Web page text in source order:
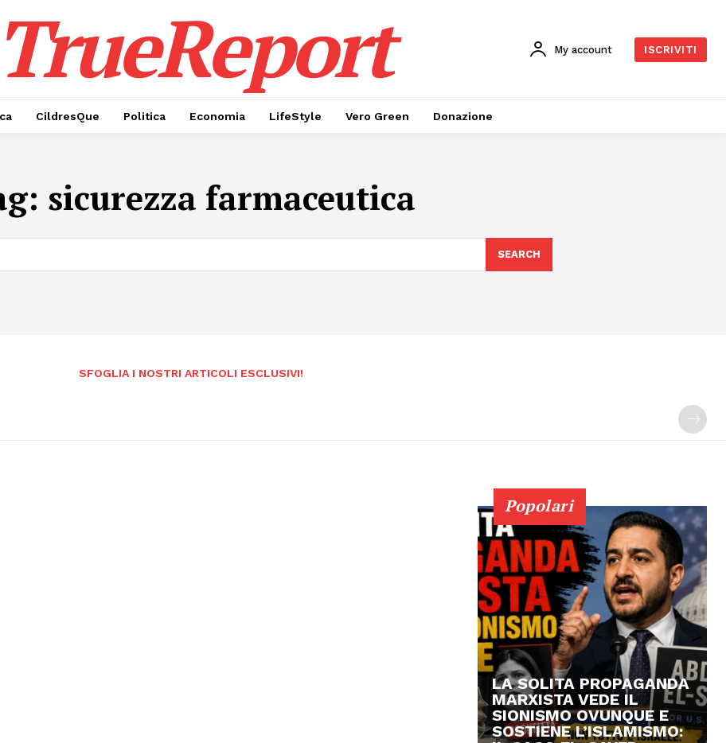
TrueReport My account ISCRIVITI
CildresQue Politica Economia LifeStyle Vero Green Donazione
sicurezza farmaceutica
SEARCH
SFOGLIA I NOSTRI ARTICOLI ESCLUSIVI!
Popolari
LA SOLITA PROPAGANDA
MARXISTA VEDE IL
SIONISMO OVUNQUE E
SOSTIENE L’ISLAMISMO: